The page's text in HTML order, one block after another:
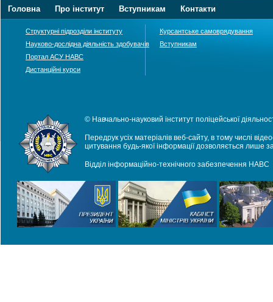
Головна Про інститут Вступникам Контакти
Структурні підрозділи інституту
Науково-дослідна діяльність здобувачів
Портал АСУ НАВС
Дистанційні курси
Курсантське самоврядування
Вступникам
© Навчально-науковий інститут поліцейської
Передрук усіх матеріалів веб-сайту, в тому числі
цитування будь-якої інформації дозволяється лише
Відділ інформаційно-технічного забезпечення НАВС